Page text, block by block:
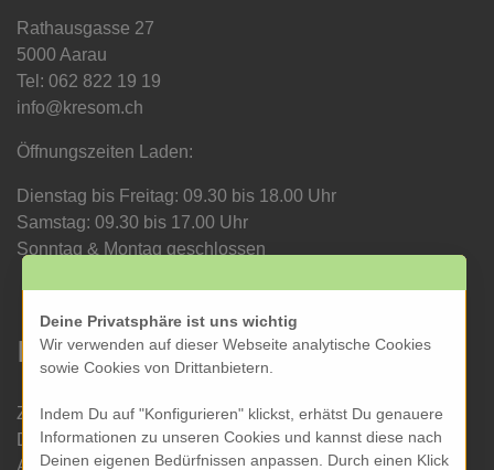
Rathausgasse 27
5000 Aarau
Tel: 062 822 19 19
info@kresom.ch
Öffnungszeiten Laden:
Dienstag bis Freitag: 09.30 bis 18.00 Uhr
Samstag: 09.30 bis 17.00 Uhr
Sonntag & Montag geschlossen
Informationen
Zahlung und Versand
Datenschutz
AGB
Deine Privatsphäre ist uns wichtig
Wir verwenden auf dieser Webseite analytische Cookies
sowie Cookies von Drittanbietern.
Indem Du auf "Konfigurieren" klickst, erhätst Du genauere
Informationen zu unseren Cookies und kannst diese nach
Deinen eigenen Bedürfnissen anpassen. Durch einen Klick